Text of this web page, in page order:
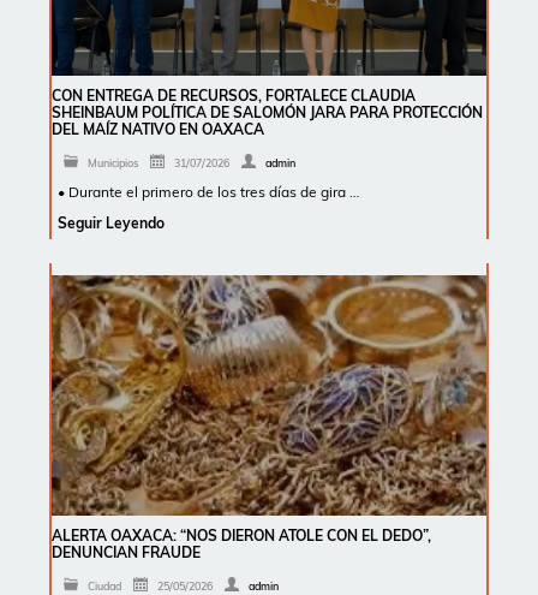
CON ENTREGA DE RECURSOS, FORTALECE CLAUDIA
SHEINBAUM POLÍTICA DE SALOMÓN JARA PARA PROTECCIÓN
DEL MAÍZ NATIVO EN OAXACA
Municipios 31/07/2026 admin
• Durante el primero de los tres días de gira …
Seguir Leyendo
ALERTA OAXACA: “NOS DIERON ATOLE CON EL DEDO”,
DENUNCIAN FRAUDE
Ciudad 25/05/2026 admin